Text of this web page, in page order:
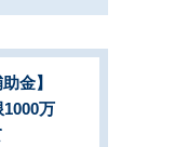
金】
1000万